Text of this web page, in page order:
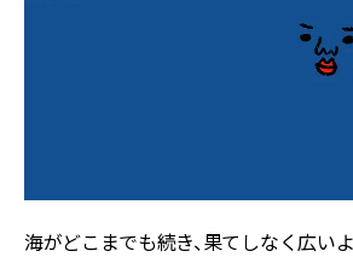
海がどこまでも続き、果てしなく広い